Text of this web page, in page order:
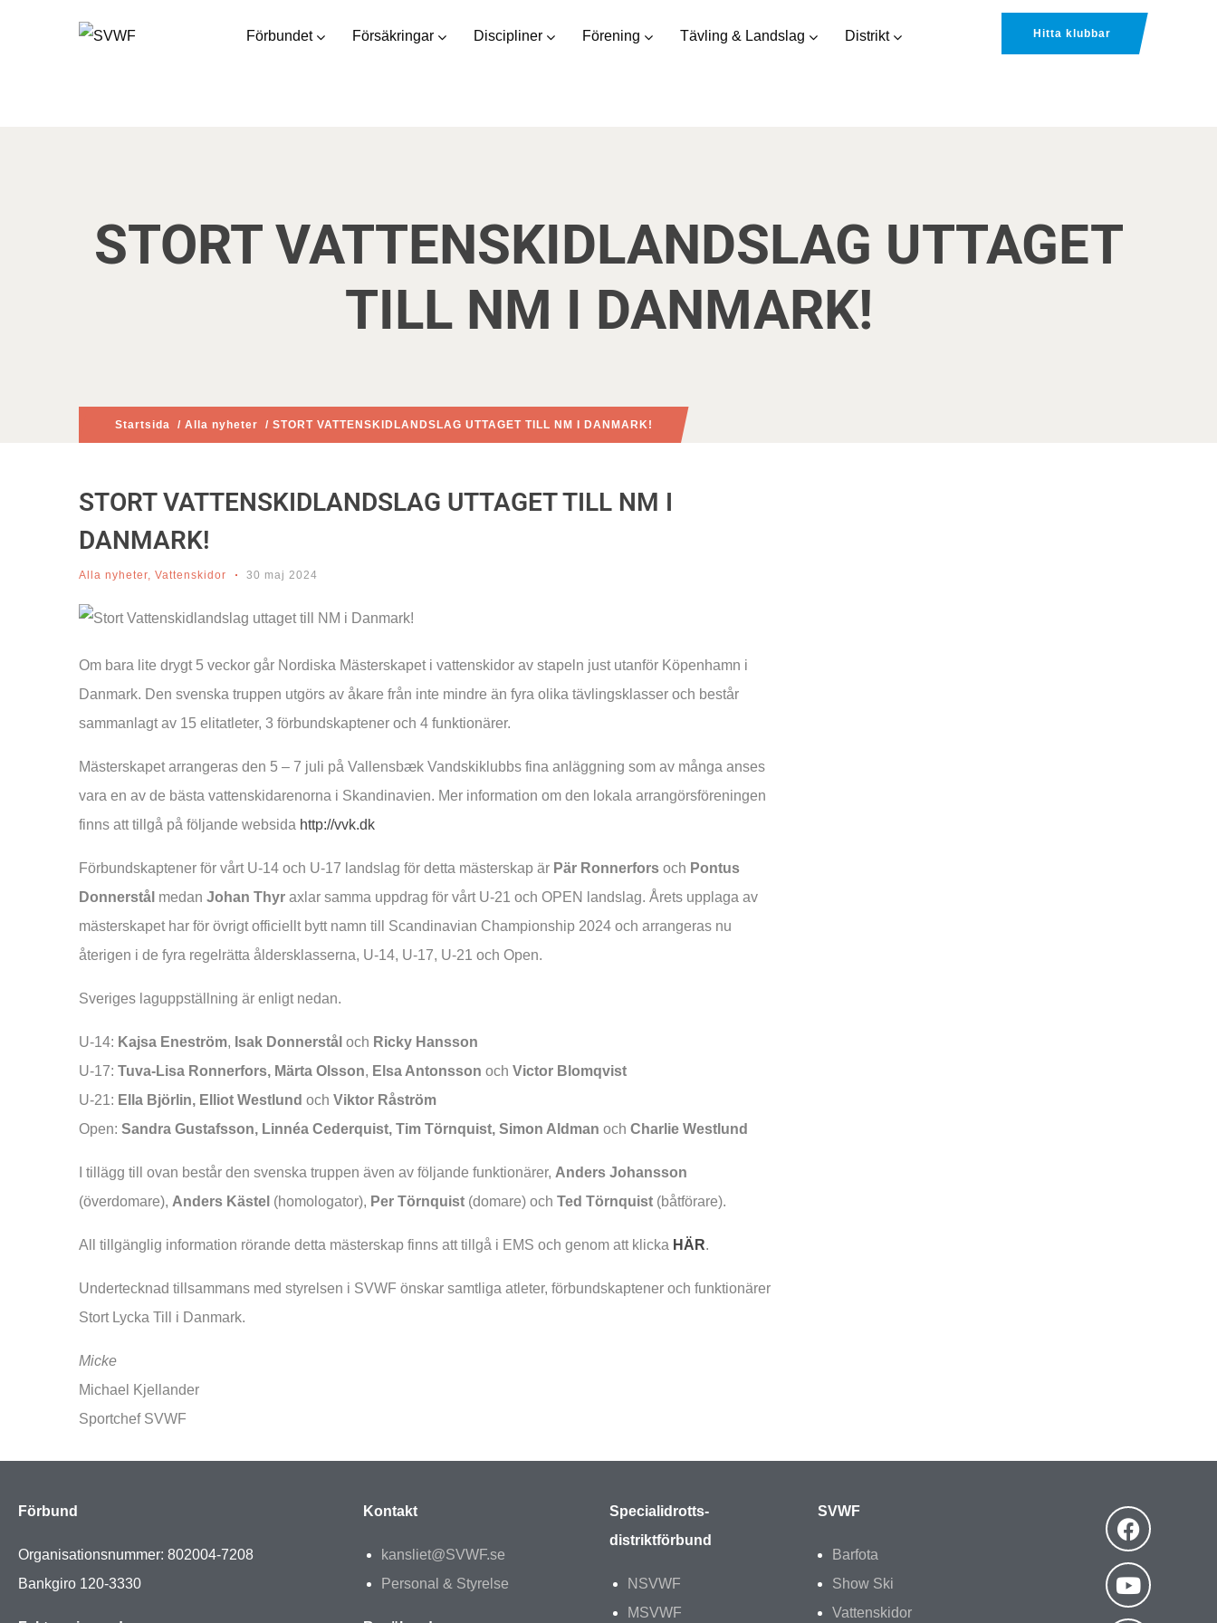
Förbundet Försäkringar Discipliner Förening Tävling & Landslag Distrikt Hitta klubbar
STORT VATTENSKIDLANDSLAG UTTAGET
TILL NM I DANMARK!
Startsida / Alla nyheter / STORT VATTENSKIDLANDSLAG UTTAGET TILL NM I DANMARK!
STORT VATTENSKIDLANDSLAG UTTAGET TILL NM I
DANMARK!
Alla nyheter, Vattenskidor 30 maj 2024
Om bara lite drygt 5 veckor går Nordiska Mästerskapet i vattenskidor av stapeln just utanför Köpenhamn i
Danmark. Den svenska truppen utgörs av åkare från inte mindre än fyra olika tävlingsklasser och består
sammanlagt av 15 elitatleter, 3 förbundskaptener och 4 funktionärer.
Mästerskapet arrangeras den 5 – 7 juli på Vallensbæk Vandskiklubbs fina anläggning som av många anses
vara en av de bästa vattenskidarenorna i Skandinavien. Mer information om den lokala arrangörsföreningen
finns att tillgå på följande websida http://vvk.dk
Förbundskaptener för vårt U-14 och U-17 landslag för detta mästerskap är Pär Ronnerfors och Pontus
Donnerstål medan Johan Thyr axlar samma uppdrag för vårt U-21 och OPEN landslag. Årets upplaga av
mästerskapet har för övrigt officiellt bytt namn till Scandinavian Championship 2024 och arrangeras nu
återigen i de fyra regelrätta åldersklasserna, U-14, U-17, U-21 och Open.
Sveriges laguppställning är enligt nedan.
U-14: Kajsa Eneström, Isak Donnerstål och Ricky Hansson
U-17: Tuva-Lisa Ronnerfors, Märta Olsson, Elsa Antonsson och Victor Blomqvist
U-21: Ella Björlin, Elliot Westlund och Viktor Råström
Open: Sandra Gustafsson, Linnéa Cederquist, Tim Törnquist, Simon Aldman och Charlie Westlund
I tillägg till ovan består den svenska truppen även av följande funktionärer, Anders Johansson
(överdomare), Anders Kästel (homologator), Per Törnquist (domare) och Ted Törnquist (båtförare).
All tillgänglig information rörande detta mästerskap finns att tillgå i EMS och genom att klicka HÄR.
Undertecknad tillsammans med styrelsen i SVWF önskar samtliga atleter, förbundskaptener och funktionärer
Stort Lycka Till i Danmark.
Micke
Michael Kjellander
Sportchef SVWF
Förbund
Organisationsnummer: 802004-7208
Bankgiro 120-3330
Kontakt
kansliet@SVWF.se
Personal & Styrelse
Specialidrotts-
distriktförbund
NSVWF
MSVWF
SVWF
Barfota
Show Ski
Vattenskidor